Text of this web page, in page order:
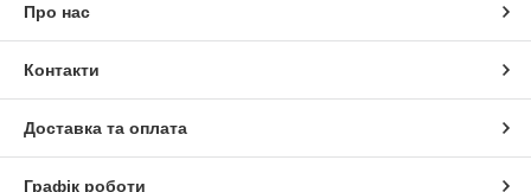
Про нас
Контакти
Доставка та оплата
Графік роботи